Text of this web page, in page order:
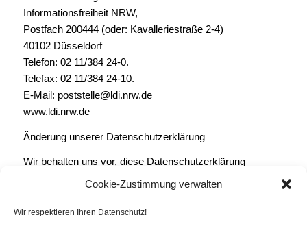
Cookie-Zustimmung verwalten
Wir respektieren Ihren Datenschutz!
Informationsfreiheit NRW,
Postfach 200444 (oder: Kavalleriestraße 2-4)
40102 Düsseldorf
Telefon: 02 11/384 24-0.
Telefax: 02 11/384 24-10.
E-Mail: poststelle@ldi.nrw.de
www.ldi.nrw.de
Änderung unserer Datenschutzerklärung
Wir behalten uns vor, diese Datenschutzerklärung
gelegentlich anzupassen, damit sie stets den aktuellen
unserer Leistungen in der Datenschutzerklärung